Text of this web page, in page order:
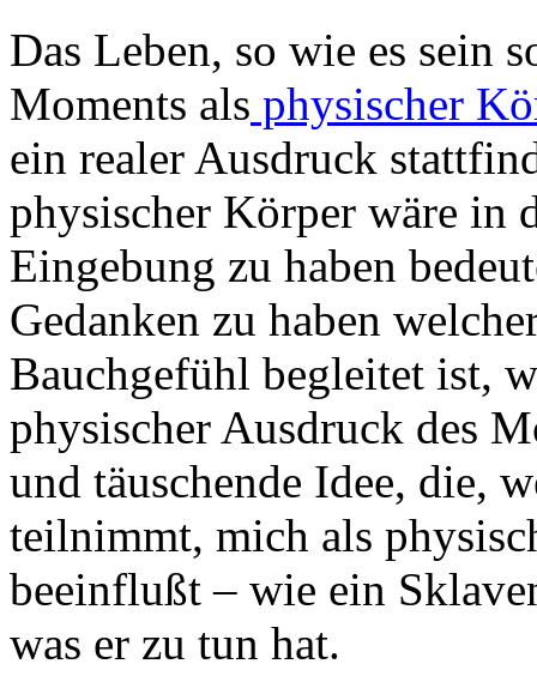
Das Leben, so wie es sein
Moments als physischer
ein realer Ausdruck
physischer Körper wäre in
Eingebung zu haben
Gedanken zu haben
Bauchgefühl begleitet ist,
physischer Ausdruck des
und täuschende Idee, die,
teilnimmt, mich als
beeinflußt – wie ein
was er zu tun hat.